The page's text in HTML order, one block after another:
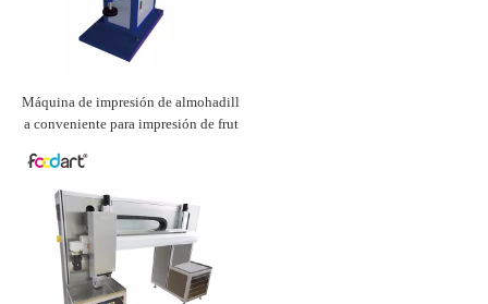
Máquina de impresión de almohadill
a conveniente para impresión de frut